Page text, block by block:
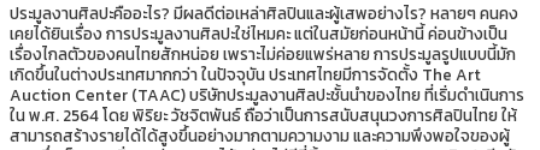
ประมูลงานศิลปะคืออะไร? มีผลดีต่อเหล่าศิลปินและผู้เสพอย่างไร? หลายๆ คนคง
เคยได้ยินเรื่อง การประมูลงานศิลปะใช่ไหมคะ แต่ในสมัยก่อนหน้านี้ ค่อนข้างเป็น
เรื่องไกลตัวของคนไทยสักหน่อย เพราะไม่ค่อยแพร่หลาย การประมูลรูปแบบนี้มัก
เกิดขึ้นในต่างประเทศมากกว่า ในปัจจุบัน ประเทศไทยมีการจัดตั้ง The Art
Auction Center (TAAC) บริษัทประมูลงานศิลปะชั้นนําของไทย ที่เริ่มดำเนินการ
ใน พ.ศ. 2564 โดย พิริยะ วัชจิตพันธ์ ถือว่าเป็นการสนับสนุนวงการศิลปินไทย ให้
สามารถสร้างรายได้ได้สูงขึ้นอย่างมากตามความงาม และความพึงพอใจของผู้